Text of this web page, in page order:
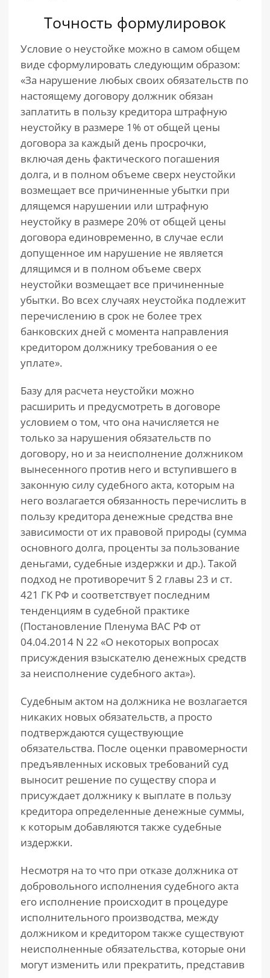
Точность формулировок
Условие о неустойке можно в самом общем
виде сформулировать следующим образом:
«За нарушение любых своих обязательств по
настоящему договору должник обязан
заплатить в пользу кредитора штрафную
неустойку в размере 1% от общей цены
договора за каждый день просрочки,
включая день фактического погашения
долга, и в полном объеме сверх неустойки
возмещает все причиненные убытки при
длящемся нарушении или штрафную
неустойку в размере 20% от общей цены
договора единовременно, в случае если
допущенное им нарушение не является
длящимся и в полном объеме сверх
неустойки возмещает все причиненные
убытки. Во всех случаях неустойка подлежит
перечислению в срок не более трех
банковских дней с момента направления
кредитором должнику требования о ее
уплате».
Базу для расчета неустойки можно
расширить и предусмотреть в договоре
условием о том, что она начисляется не
только за нарушения обязательств по
договору, но и за неисполнение должником
вынесенного против него и вступившего в
законную силу судебного акта, которым на
него возлагается обязанность перечислить в
пользу кредитора денежные средства вне
зависимости от их правовой природы (сумма
основного долга, проценты за пользование
деньгами, судебные издержки и др.). Такой
подход не противоречит § 2 главы 23 и ст.
421 ГК РФ и соответствует последним
тенденциям в судебной практике
(Постановление Пленума ВАС РФ от
04.04.2014 N 22 «О некоторых вопросах
присуждения взыскателю денежных средств
за неисполнение судебного акта»).
Судебным актом на должника не возлагается
никаких новых обязательств, а просто
подтверждаются существующие
обязательства. После оценки правомерности
предъявленных исковых требований суд
выносит решение по существу спора и
присуждает должнику к выплате в пользу
кредитора определенные денежные суммы,
к которым добавляются также судебные
издержки.
Несмотря на то что при отказе должника от
добровольного исполнения судебного акта
его исполнение происходит в процедуре
исполнительного производства, между
должником и кредитором также существуют
неисполненные обязательства, которые они
могут изменить или прекратить, представив